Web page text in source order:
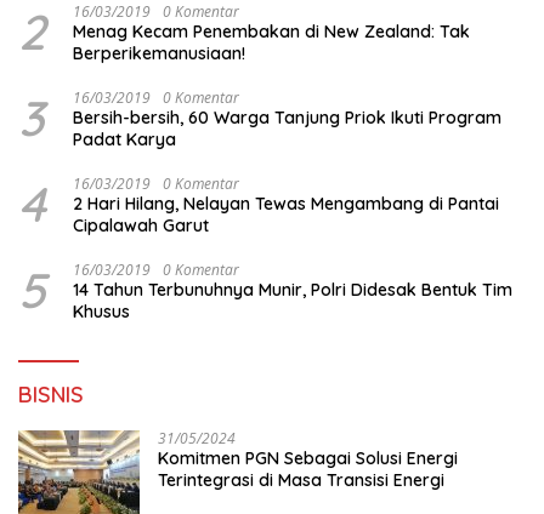
2 16/03/2019 0 Komentar
Menag Kecam Penembakan di New Zealand: Tak
Berperikemanusiaan!
3 16/03/2019 0 Komentar
Bersih-bersih, 60 Warga Tanjung Priok Ikuti Program
Padat Karya
4 16/03/2019 0 Komentar
2 Hari Hilang, Nelayan Tewas Mengambang di Pantai
Cipalawah Garut
5 16/03/2019 0 Komentar
14 Tahun Terbunuhnya Munir, Polri Didesak Bentuk Tim
Khusus
BISNIS
31/05/2024
Komitmen PGN Sebagai Solusi Energi
Terintegrasi di Masa Transisi Energi